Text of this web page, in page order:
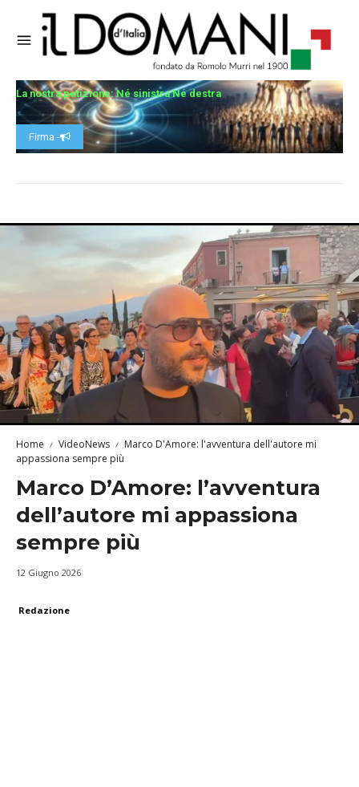
La nostra petizione: Né sinistra Né destra
Firma -
Home VideoNews
Marco D'Amore: l'avventura dell'autore mi
appassiona sempre più
Marco D’Amore: l’avventura
dell’autore mi appassiona
sempre più
12 Giugno 2026
Redazione